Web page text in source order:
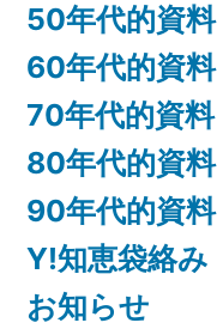
50年代的資料
60年代的資料
70年代的資料
80年代的資料
90年代的資料
Y!知恵袋絡み
お知らせ